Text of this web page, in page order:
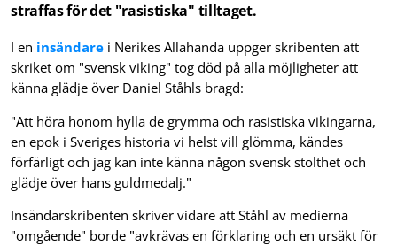
straffas för det "rasistiska" tilltaget.
I en insändare i Nerikes Allahanda uppger skribenten att
skriket om "svensk viking" tog död på alla möjligheter att
känna glädje över Daniel Ståhls bragd:
"Att höra honom hylla de grymma och rasistiska vikingarna,
en epok i Sveriges historia vi helst vill glömma, kändes
förfärligt och jag kan inte känna någon svensk stolthet och
glädje över hans guldmedalj."
Insändarskribenten skriver vidare att Ståhl av medierna
"omgående" borde "avkrävas en förklaring och en ursäkt för